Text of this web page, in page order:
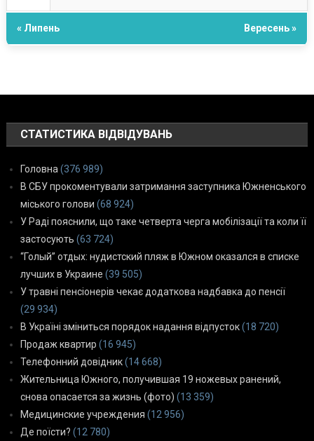
« Липень Вересень »
СТАТИСТИКА ВІДВІДУВАНЬ
Головна(376 989)
В СБУ прокоментували затримання заступника Южненського
міського голови (68 924)
У Раді пояснили, що таке четверта черга мобілізації та коли її
застосують (63 724)
“Голый” отдых: нудистский пляж в Южном оказался в списке
лучших в Украине (39 505)
У травні пенсіонерів чекає додаткова надбавка до пенсії
(29 934)
В Україні зміниться порядок надання відпусток(18 720)
Продаж квартир (16 945)
Телефонний довідник(14 668)
Жительница Южного, получившая 19 ножевых ранений,
снова опасается за жизнь (фото) (13 359)
Медицинские учреждения (12 956)
Де поїсти? (12 780)